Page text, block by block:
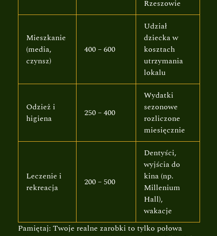
Rzeszowie
Mieszkanie
(media,
czynsz)
400 – 600
Udział
dziecka w
kosztach
utrzymania
lokalu
Odzież i
higiena
250 – 400
Wydatki
sezonowe
rozliczone
miesięcznie
Leczenie i
rekreacja
200 – 500
Dentyści,
wyjścia do
kina (np.
Millenium
Hall),
wakacje
Pamiętaj: Twoje realne zarobki to tylko połowa